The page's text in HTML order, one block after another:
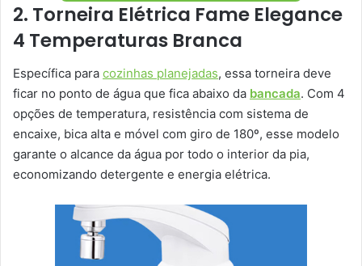
2. Torneira Elétrica Fame Elegance
4 Temperaturas Branca
Específica para cozinhas planejadas, essa torneira deve
ficar no ponto de água que fica abaixo da bancada. Com 4
opções de temperatura, resistência com sistema de
encaixe, bica alta e móvel com giro de 180º, esse modelo
garante o alcance da água por todo o interior da pia,
economizando detergente e energia elétrica.